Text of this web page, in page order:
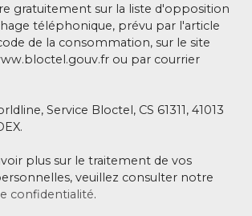
gratuitement sur la liste d'opposition
téléphonique, prévu par l'article
de la consommation, sur le site
ou par courrier
Service Bloctel, CS 61311, 41013
plus sur le traitement de vos
veuillez consulter notre
confidentialité.